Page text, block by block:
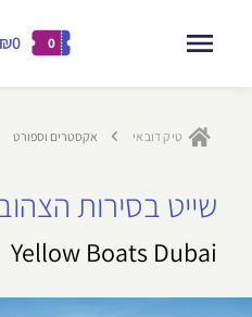
0
₪0
טיק דובאי אקסטרים וספורט
שייט בסירות
Yellow Boats Dubai